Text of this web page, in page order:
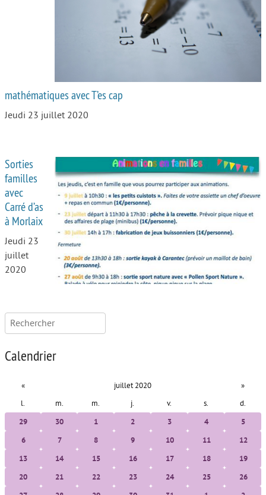
mathématiques avec T’es cap
Jeudi 23 juillet 2020
Sorties
familles
avec
Carré d’as
à Morlaix
Jeudi 23
juillet
2020
Rechercher :
Calendrier
« juillet 2020 »
l. m. m. j. v. s. d.
29 30 1 2 3 4 5
6 7 8 9 10 11 12
13 14 15 16 17 18 19
20 21 22 23 24 25 26